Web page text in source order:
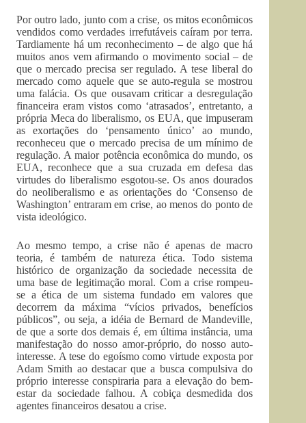
Por outro lado, junto com a crise, os mitos econômicos
vendidos como verdades irrefutáveis caíram por terra.
Tardiamente há um reconhecimento – de algo que há
muitos anos vem afirmando o movimento social – de
que o mercado precisa ser regulado. A tese liberal do
mercado como aquele que se auto-regula se mostrou
uma falácia. Os que ousavam criticar a desregulação
financeira eram vistos como ‘atrasados’, entretanto, a
própria Meca do liberalismo, os EUA, que impuseram
as exortações do ‘pensamento único’ ao mundo,
reconheceu que o mercado precisa de um mínimo de
regulação. A maior potência econômica do mundo, os
EUA, reconhece que a sua cruzada em defesa das
virtudes do liberalismo esgotou-se. Os anos dourados
do neoliberalismo e as orientações do ‘Consenso de
Washington’ entraram em crise, ao menos do ponto de
vista ideológico.
Ao mesmo tempo, a crise não é apenas de macro
teoria, é também de natureza ética. Todo sistema
histórico de organização da sociedade necessita de
uma base de legitimação moral. Com a crise rompeu-
se a ética de um sistema fundado em valores que
decorrem da máxima “vícios privados, benefícios
públicos”, ou seja, a idéia de Bernard de Mandeville,
de que a sorte dos demais é, em última instância, uma
manifestação do nosso amor-próprio, do nosso auto-
interesse. A tese do egoísmo como virtude exposta por
Adam Smith ao destacar que a busca compulsiva do
próprio interesse conspiraria para a elevação do bem-
estar da sociedade falhou. A cobiça desmedida dos
agentes financeiros desatou a crise.